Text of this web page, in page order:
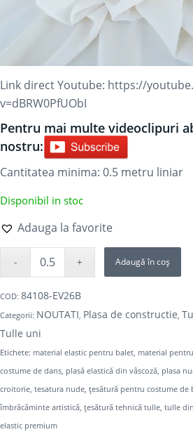
Link direct Youtube: https://
v=dBRW0PfUObI
Pentru mai multe videoclipuri
nostru:
Cantitatea minima: 0.5 metru liniar
Disponibil in stoc
Adauga la favorite
Adaugă în coș
COD: 84108-EV26B
Categorii: NOUTATI Plasa de constructie
Tulle uni
Etichete: material elastic pentru balet material
costume de dans plasă elastică din vâscoză plasa
croitorie tesatura nude țesătură pentru costume de
îmbrăcăminte artistică țesătură tehnică tulle tulle
elastic premium